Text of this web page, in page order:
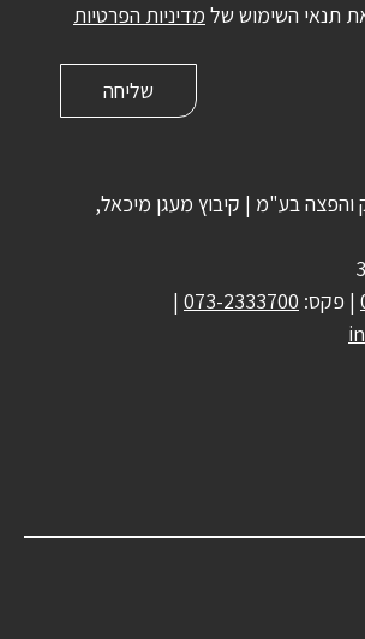
תנאי השימוש של מדיניות הפרטיות
והפצה בע"מ | קיבוץ מעגן מיכאל,
| פקס: 073-2333700
|